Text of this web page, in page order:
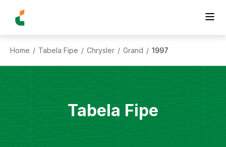
Home / Tabela Fipe / Chrysler / Grand / 1997
Tabela Fipe